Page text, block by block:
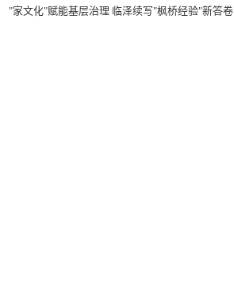
"家文化"赋能基层治理 临泽续写"枫桥经验"新答卷